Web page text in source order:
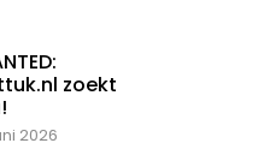
zoekt
2026